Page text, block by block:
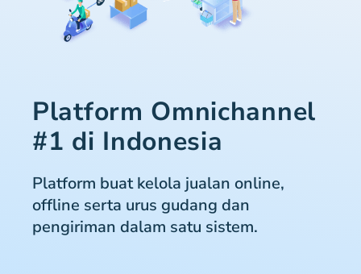
Platform Omnichannel
#1 di Indonesia
Platform buat kelola jualan online,
offline serta urus gudang dan
pengiriman dalam satu sistem.